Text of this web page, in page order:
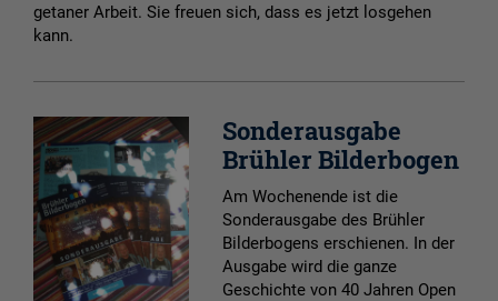
getaner Arbeit. Sie freuen sich, dass es jetzt losgehen
kann.
Sonderausgabe
Brühler Bilderbogen
Am Wochenende ist die
Sonderausgabe des Brühler
Bilderbogens erschienen. In der
Ausgabe wird die ganze
Geschichte von 40 Jahren Open